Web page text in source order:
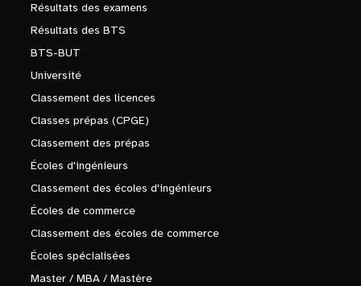
Résultats des examens
Résultats des BTS
BTS-BUT
Université
Classement des licences
Classes prépas (CPGE)
Classement des prépas
Écoles d'ingénieurs
Classement des écoles d'ingénieurs
Écoles de commerce
Classement des écoles de commerce
Écoles spécialisées
Master / MBA / Mastère